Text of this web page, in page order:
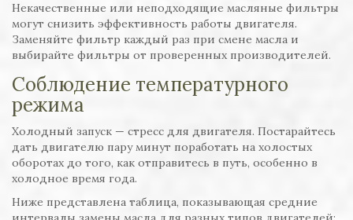
Некачественные или неподходящие масляные фильтры
могут снизить эффективность работы двигателя.
Заменяйте фильтр каждый раз при смене масла и
выбирайте фильтры от проверенных производителей.
Соблюдение температурного
режима
Холодный запуск — стресс для двигателя. Постарайтесь
дать двигателю пару минут поработать на холостых
оборотах до того, как отправитесь в путь, особенно в
холодное время года.
Ниже представлена таблица, показывающая средние